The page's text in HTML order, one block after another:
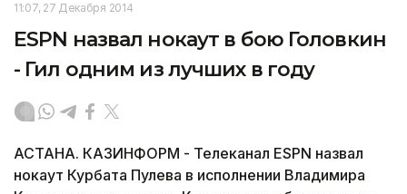
11:07, 27 Декабря 2014
ESPN назвал нокаут в бою Головкин
- Гил одним из лучших в году
АСТАНА. КАЗИНФОРМ - Телеканал ESPN назвал
нокаут Курбата Пулева в исполнении Владимира